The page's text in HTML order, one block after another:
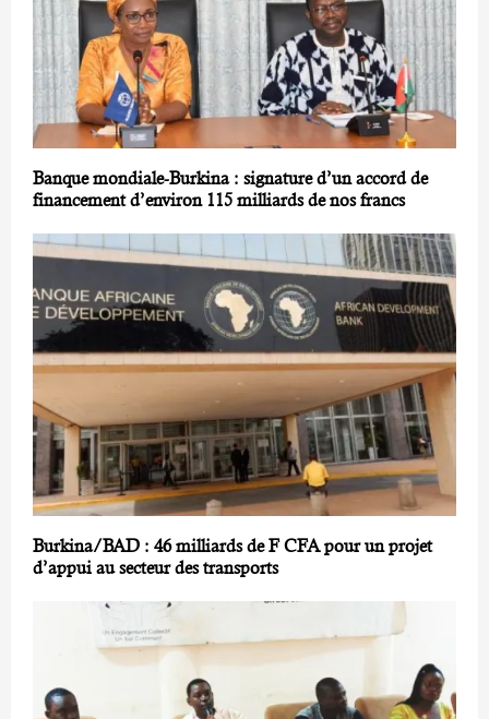
Banque mondiale-Burkina : signature d’un accord de
financement d’environ 115 milliards de nos francs
Burkina/BAD : 46 milliards de F CFA pour un projet
d’appui au secteur des transports